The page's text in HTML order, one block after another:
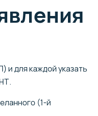
и для каждой указать
(1-й